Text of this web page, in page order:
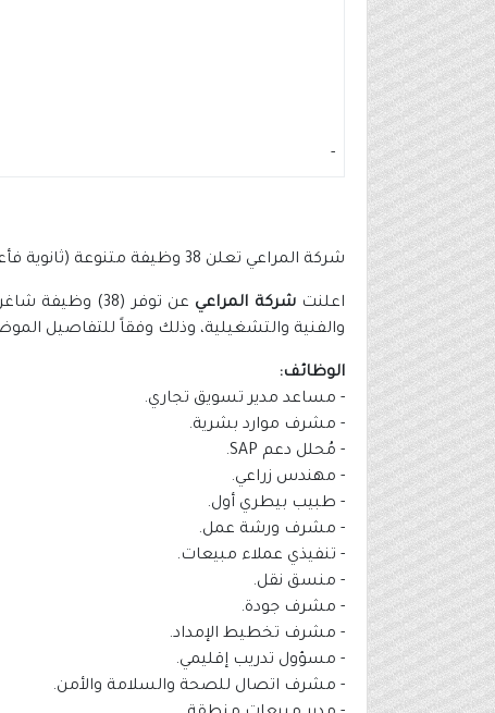
-
شركة المراعي تعلن 38 وظيفة متنوعة (ثانوية فأعلى) في 9 مدن بالمملكة
اعلنتشركة المراعي
عن توفر (38)
والفنية والتشغيلية، وذلك وفقاً للتفاصيل
الوظائف:
- مساعد مدير تسويق تجاري.
- مشرف موارد بشرية.
- مُحلل دعم SAP.
- مهندس زراعي.
- طبيب بيطري أول.
- مشرف ورشة عمل.
- تنفيذي عملاء مبيعات.
- منسق نقل.
- مشرف جودة.
- مشرف تخطيط الإمداد.
- مسؤول تدريب إقليمي.
- مشرف اتصال للصحة والسلامة والأمن.